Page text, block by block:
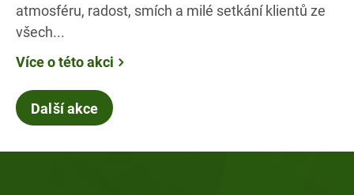
atmosféru, radost, smích a milé setkání klientů ze
všech...
Více o této akci
Další akce